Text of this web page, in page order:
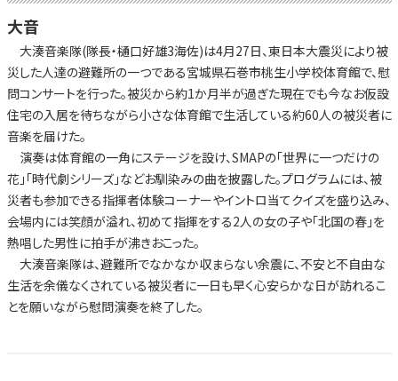
大音
大湊音楽隊(隊長・樋口好雄3海佐)は4月27日、東日本大震災により被
災した人達の避難所の一つである宮城県石巻市桃生小学校体育館で、慰
問コンサートを行った。被災から約1か月半が過ぎた現在でも今なお仮設
住宅の入居を待ちながら小さな体育館で生活している約60人の被災者に
音楽を届けた。
演奏は体育館の一角にステージを設け、SMAPの「世界に一つだけの
花」「時代劇シリーズ」などお馴染みの曲を披露した。プログラムには、被
災者も参加できる指揮者体験コーナーやイントロ当てクイズを盛り込み、
会場内には笑顔が溢れ、初めて指揮をする2人の女の子や「北国の春」を
熱唱した男性に拍手が沸きおこった。
大湊音楽隊は、避難所でなかなか収まらない余震に、不安と不自由な
生活を余儀なくされている被災者に一日も早く心安らかな日が訪れるこ
とを願いながら慰問演奏を終了した。